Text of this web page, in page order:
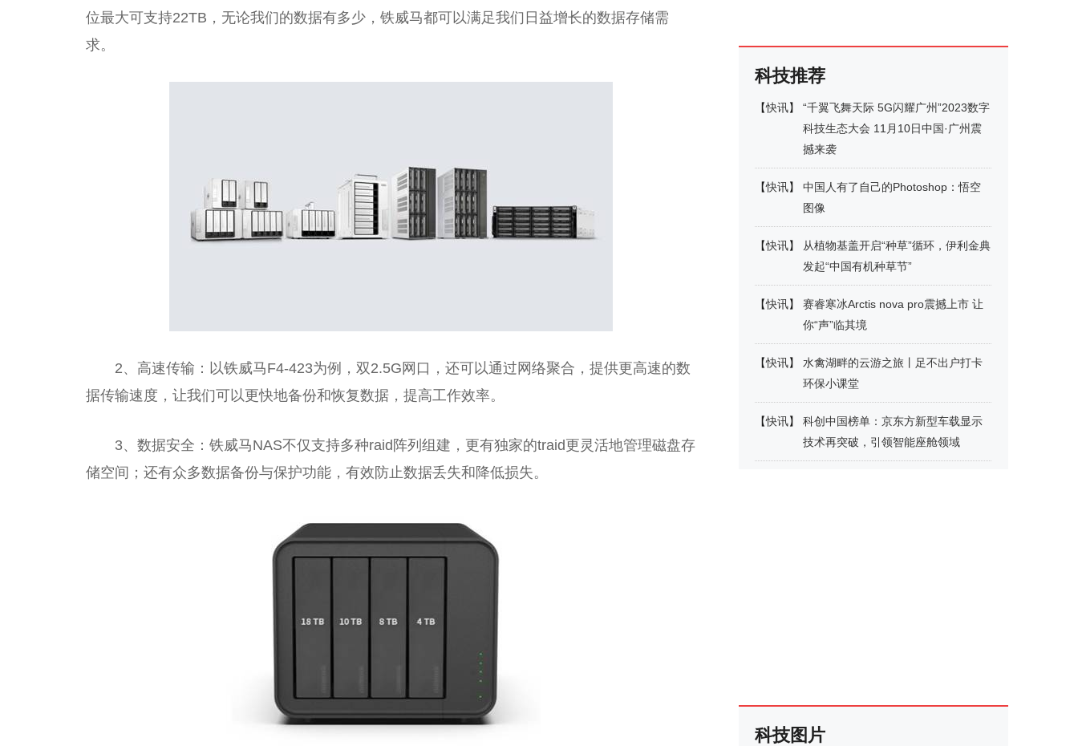
位最大可支持22TB，无论我们的数据有多少，铁威马都可以满足我们日益增长的数据存储需
求。
2、高速传输：以铁威马F4-423为例，双2.5G网口，还可以通过网络聚合，提供更高速的数
据传输速度，让我们可以更快地备份和恢复数据，提高工作效率。
3、数据安全：铁威马NAS不仅支持多种raid阵列组建，更有独家的traid更灵活地管理磁盘存
储空间；还有众多数据备份与保护功能，有效防止数据丢失和降低损失。
科技推荐
【快讯】
“千翼飞舞天际 5G闪耀广州”2023数字
科技生态大会 11月10日中国·广州震
撼来袭
【快讯】
中国人有了自己的Photoshop：悟空
图像
【快讯】
从植物基盖开启“种草”循环，伊利金典
发起“中国有机种草节”
【快讯】
赛睿寒冰Arctis nova pro震撼上市 让
你“声”临其境
【快讯】
水禽湖畔的云游之旅丨足不出户打卡
环保小课堂
【快讯】
科创中国榜单：京东方新型车载显示
技术再突破，引领智能座舱领域
科技图片